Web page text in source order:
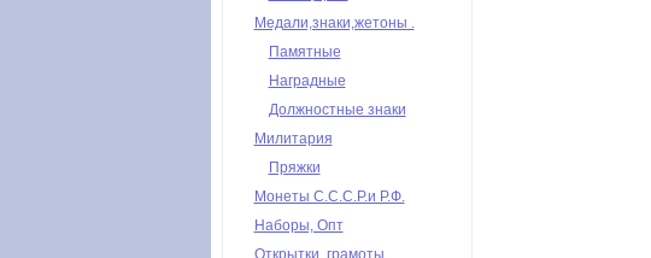
Медали,знаки,жетоны .
Памятные
Наградные
Должностные знаки
Милитария
Пряжки
Монеты С.С.С.Р.и Р.Ф.
Наборы, Опт
Открытки, грамоты,